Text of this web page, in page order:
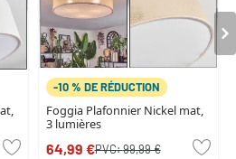
-10 % DE RÉDUCTION
Foggia Plafonnier Nickel mat,
3 lumières
64,99 €PVC:99,99 €